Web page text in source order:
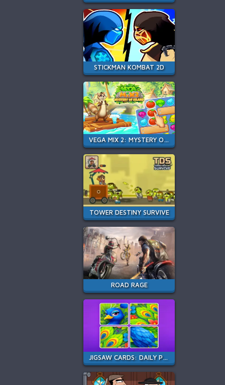
STICKMAN KOMBAT 2D
VEGA MIX 2: MYSTERY OF ISLAND
TOWER DESTINY SURVIVE
ROAD RAGE
JIGSAW CARDS: DAILY PUZZLES